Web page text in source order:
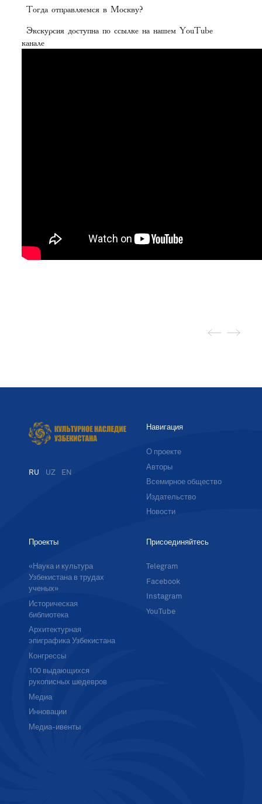
Тогда отправляемся в Москву?
Экскурсия доступна по ссылке на нашем YouTube
канале
RU UZ EN
Навигация
О проекте
Авторы
Всемирное общество
Издательство
Новости
Проекты
«Наука и культура
Узбекистана в трудах
ученых»
Историческая
библиотека
Архитектурная
эпиграфика Узбекистана
Конгрессы
100 выдающихся
рукописных шедевров
Медиа
Инновации
Медиа-ивенты
Присоединяйтесь
Telegram
Facebook
Instagram
YouTube